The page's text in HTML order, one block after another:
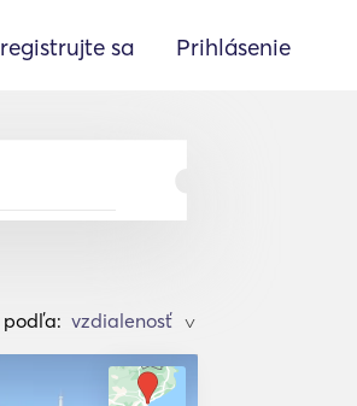
sa Prihlásenie
>